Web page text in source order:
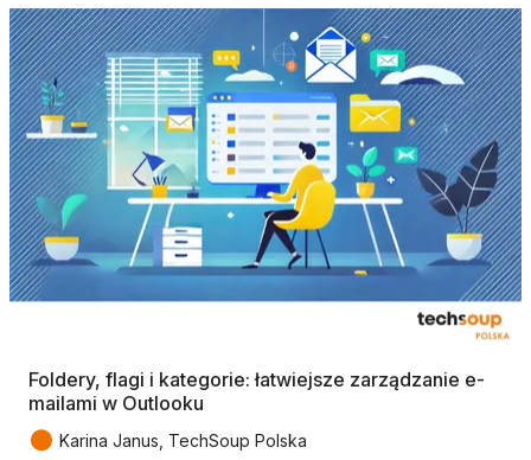
Foldery, flagi i kategorie: łatwiejsze zarządzanie e-
mailami w Outlooku
● Karina Janus, TechSoup Polska